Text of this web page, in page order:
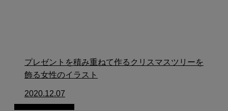
プレゼントを積み重ねて作るクリスマスツリーを
飾る女性のイラスト
2020.12.07